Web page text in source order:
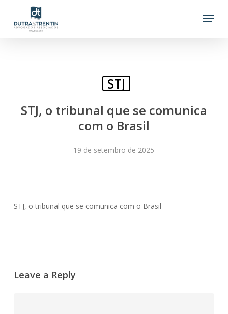
Menu
STJ
STJ, o tribunal que se comunica
com o Brasil
19 de setembro de 2025
STJ, o tribunal que se comunica com o Brasil
Leave a Reply